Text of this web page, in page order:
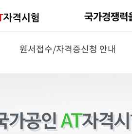
원서접수/자격증신청 안내